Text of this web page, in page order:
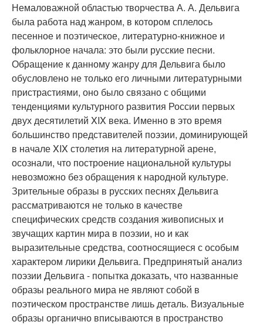
Немаловажной областью творчества А. А. Дельвига
была работа над жанром, в котором сплелось
песенное и поэтическое, литературно-книжное и
фольклорное начала: это были русские песни.
Обращение к данному жанру для Дельвига было
обусловлено не только его личными литературными
пристрастиями, оно было связано с общими
тенденциями культурного развития России первых
двух десятилетий XIX века. Именно в это время
большинство представителей поэзии, доминирующей
в начале XIX столетия на литературной арене,
осознали, что построение национальной культуры
невозможно без обращения к народной культуре.
Зрительные образы в русских песнях Дельвига
рассматриваются не только в качестве
специфических средств создания живописных и
звучащих картин мира в поэзии, но и как
выразительные средства, соотносящиеся с особым
характером лирики Дельвига. Предпринятый анализ
поэзии Дельвига - попытка доказать, что названные
образы реального мира не являют собой в
поэтическом пространстве лишь деталь. Визуальные
образы органично вписываются в пространство